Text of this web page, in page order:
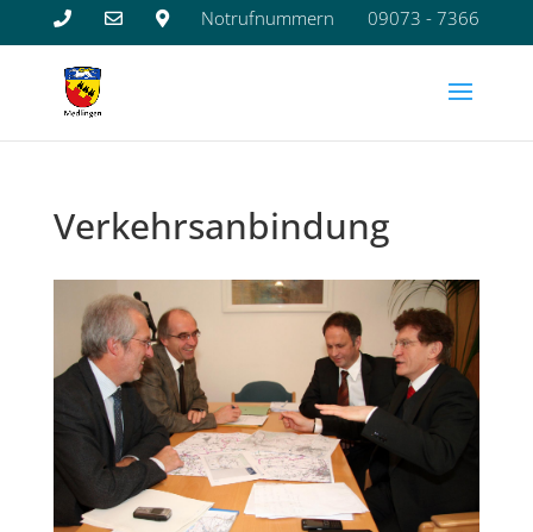
Notrufnummern 09073 - 7366
Verkehrsanbindung